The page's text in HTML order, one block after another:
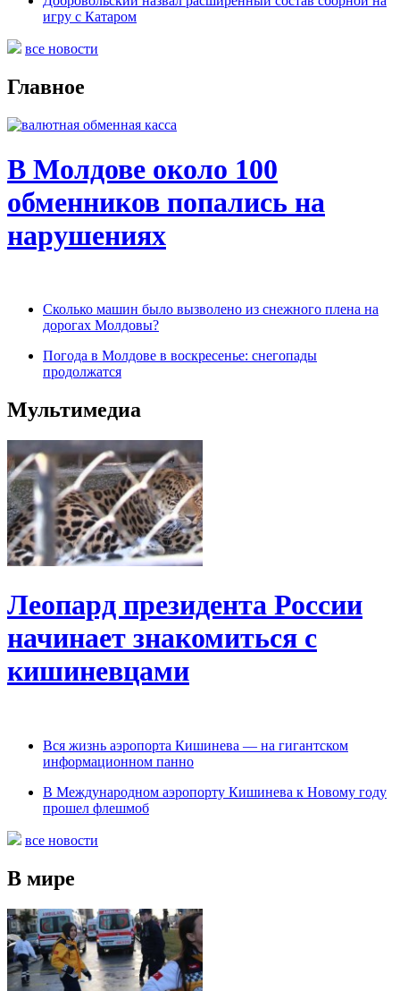
игру с Катаром
все новости
Главное
В Молдове около 100
обменников попались на
нарушениях
Сколько машин было вызволено из снежного плена на
дорогах Молдовы?
Погода в Молдове в воскресенье: снегопады
продолжатся
Мультимедиа
Леопард президента России
начинает знакомиться с
кишиневцами
Вся жизнь аэропорта Кишинева — на гигантском
информационном панно
В Международном аэропорту Кишинева к Новому году
прошел флешмоб
все новости
В мире